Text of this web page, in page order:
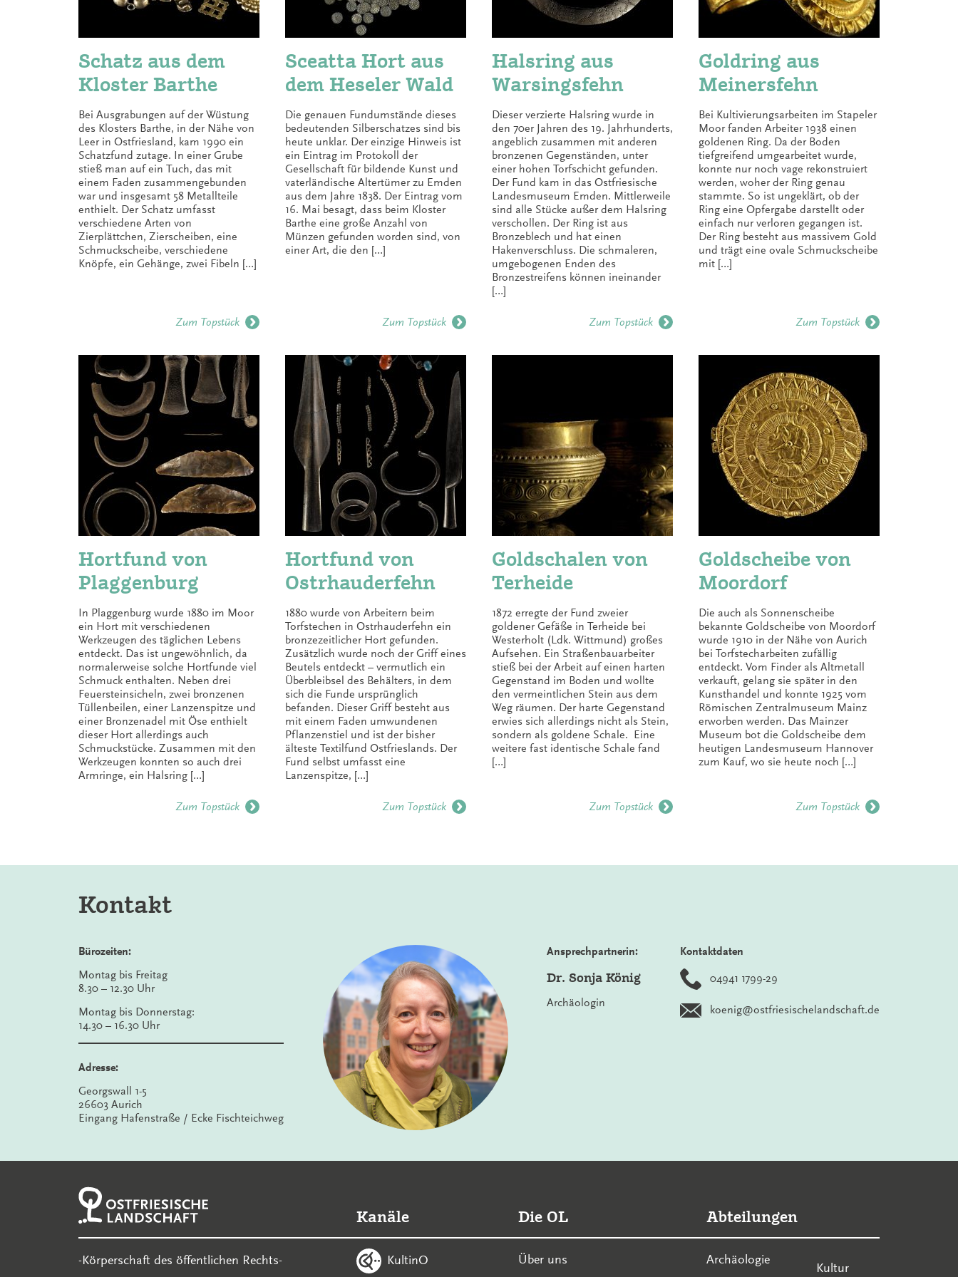
Schatz aus dem
Kloster Barthe
Bei Ausgrabungen auf der Wüstung
des Klosters Barthe, in der Nähe von
Leer in Ostfriesland, kam 1990 ein
Schatzfund zutage. In einer Grube
stieß man auf ein Tuch, das mit
einem Faden zusammengebunden
war und insgesamt 58 Metallteile
enthielt. Der Schatz umfasst
verschiedene Arten von
Zierplättchen, Zierscheiben, eine
Schmuckscheibe, verschiedene
Knöpfe, ein Gehänge, zwei Fibeln […]
Zum Topstück
Sceatta Hort aus
dem Heseler Wald
Die genauen Fundumstände dieses
bedeutenden Silberschatzes sind bis
heute unklar. Der einzige Hinweis ist
ein Eintrag im Protokoll der
Gesellschaft für bildende Kunst und
vaterländische Altertümer zu Emden
aus dem Jahre 1838. Der Eintrag vom
16. Mai besagt, dass beim Kloster
Barthe eine große Anzahl von
Münzen gefunden worden sind, von
einer Art, die den […]
Zum Topstück
Halsring aus
Warsingsfehn
Dieser verzierte Halsring wurde in
den 70er Jahren des 19. Jahrhunderts,
angeblich zusammen mit anderen
bronzenen Gegenständen, unter
einer hohen Torfschicht gefunden.
Der Fund kam in das Ostfriesische
Landesmuseum Emden. Mittlerweile
sind alle Stücke außer dem Halsring
verschollen. Der Ring ist aus
Bronzeblech und hat einen
Hakenverschluss. Die schmaleren,
umgebogenen Enden des
Bronzestreifens können ineinander
[…]
Zum Topstück
Goldring aus
Meinersfehn
Bei Kultivierungsarbeiten im Stapeler
Moor fanden Arbeiter 1938 einen
goldenen Ring. Da der Boden
tiefgreifend umgearbeitet wurde,
konnte nur noch vage rekonstruiert
werden, woher der Ring genau
stammte. So ist ungeklärt, ob der
Ring eine Opfergabe darstellt oder
einfach nur verloren gegangen ist.
Der Ring besteht aus massivem Gold
und trägt eine ovale Schmuckscheibe
mit […]
Zum Topstück
Hortfund von
Plaggenburg
In Plaggenburg wurde 1880 im Moor
ein Hort mit verschiedenen
Werkzeugen des täglichen Lebens
entdeckt. Das ist ungewöhnlich, da
normalerweise solche Hortfunde viel
Schmuck enthalten. Neben drei
Feuersteinsicheln, zwei bronzenen
Tüllenbeilen, einer Lanzenspitze und
einer Bronzenadel mit Öse enthielt
dieser Hort allerdings auch
Schmuckstücke. Zusammen mit den
Werkzeugen konnten so auch drei
Armringe, ein Halsring […]
Zum Topstück
Hortfund von
Ostrhauderfehn
1880 wurde von Arbeitern beim
Torfstechen in Ostrhauderfehn ein
bronzezeitlicher Hort gefunden.
Zusätzlich wurde noch der Griff eines
Beutels entdeckt – vermutlich ein
Überbleibsel des Behälters, in dem
sich die Funde ursprünglich
befanden. Dieser Griff besteht aus
mit einem Faden umwundenen
Pflanzenstiel und ist der bisher
älteste Textilfund Ostfrieslands. Der
Fund selbst umfasst eine
Lanzenspitze, […]
Zum Topstück
Goldschalen von
Terheide
1872 erregte der Fund zweier
goldener Gefäße in Terheide bei
Westerholt (Ldk. Wittmund) großes
Aufsehen. Ein Straßenbauarbeiter
stieß bei der Arbeit auf einen harten
Gegenstand im Boden und wollte
den vermeintlichen Stein aus dem
Weg räumen. Der harte Gegenstand
erwies sich allerdings nicht als Stein,
sondern als goldene Schale. Eine
weitere fast identische Schale fand
[…]
Zum Topstück
Goldscheibe von
Moordorf
Die auch als Sonnenscheibe
bekannte Goldscheibe von Moordorf
wurde 1910 in der Nähe von Aurich
bei Torfstecharbeiten zufällig
entdeckt. Vom Finder als Altmetall
verkauft, gelang sie später in den
Kunsthandel und konnte 1925 vom
Römischen Zentralmuseum Mainz
erworben werden. Das Mainzer
Museum bot die Goldscheibe dem
heutigen Landesmuseum Hannover
zum Kauf, wo sie heute noch […]
Zum Topstück
Kontakt
Bürozeiten:
Montag bis Freitag
8.30 – 12.30 Uhr
Montag bis Donnerstag:
14.30 – 16.30 Uhr
Adresse:
Georgswall 1-5
26603 Aurich
Eingang Hafenstraße / Ecke Fischteichweg
Ansprechpartnerin:
Dr. Sonja König
Archäologin
Kontaktdaten
04941 1799-29
koenig@ostfriesischelandschaft.de
-Körperschaft des öffentlichen Rechts-
Kanäle
KultinO
Die OL
Über uns
Abteilungen
Archäologie
Kultur